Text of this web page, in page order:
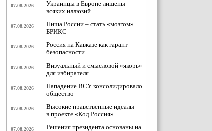
07.08.2026
Украинцы в Европе лишены
всяких иллюзий
07.08.2026
Ниша России – стать «мозгом»
БРИКС
07.08.2026
Россия на Кавказе как гарант
безопасности
07.08.2026
Визуальный и смысловой «якорь»
для избирателя
07.08.2026
Нападение ВСУ консолидировало
общество
07.08.2026
Высокие нравственные идеалы –
в проекте «Код Россия»
07.08.2026
Решения президента основаны на